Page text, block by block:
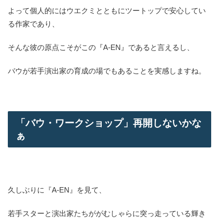
よって個人的にはウエクミとともにツートップで安心してい
る作家であり、
そんな彼の原点こそがこの『A-EN』であると言えるし、
バウが若手演出家の育成の場でもあることを実感しますね。
「バウ・ワークショップ」再開しないかな
ぁ
久しぶりに『A-EN』を見て、
若手スターと演出家たちががむしゃらに突っ走っている輝き